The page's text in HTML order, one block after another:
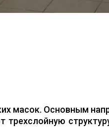
масок. Основным